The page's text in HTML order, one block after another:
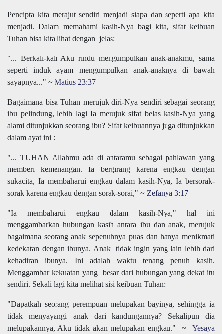
Pencipta kita merajut sendiri menjadi siapa dan seperti apa kita
menjadi. Dalam memahami kasih-Nya bagi kita, sifat keibuan
Tuhan bisa kita lihat dengan jelas:
"... Berkali-kali Aku rindu mengumpulkan anak-anakmu, sama
seperti induk ayam mengumpulkan anak-anaknya di bawah
sayapnya..." ~ Matius 23:37
Bagaimana bisa Tuhan merujuk diri-Nya sendiri sebagai seorang
ibu pelindung, lebih lagi Ia merujuk sifat belas kasih-Nya yang
alami ditunjukkan seorang ibu? Sifat keibuannya juga ditunjukkan
dalam ayat ini :
"... TUHAN Allahmu ada di antaramu sebagai pahlawan yang
memberi kemenangan. Ia bergirang karena engkau dengan
sukacita, Ia membaharui engkau dalam kasih-Nya, Ia bersorak-
sorak karena engkau dengan sorak-sorai," ~ Zefanya 3:17
"Ia membaharui engkau dalam kasih-Nya," hal ini
menggambarkan hubungan kasih antara ibu dan anak, merujuk
bagaimana seorang anak sepenuhnya puas dan hanya menikmati
kedekatan dengan ibunya. Anak tidak ingin yang lain lebih dari
kehadiran ibunya. Ini adalah waktu tenang penuh kasih.
Menggambar kekuatan yang besar dari hubungan yang dekat itu
sendiri. Sekali lagi kita melihat sisi keibuan Tuhan:
"Dapatkah seorang perempuan melupakan bayinya, sehingga ia
tidak menyayangi anak dari kandungannya? Sekalipun dia
melupakannya, Aku tidak akan melupakan engkau." ~ Yesaya